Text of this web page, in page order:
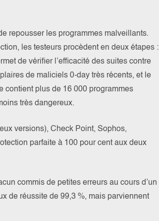
repousser les programmes malveillants.
les testeurs procèdent en deux étapes :
de vérifier l’efficacité des suites contre
de maliciels 0-day très récents, et le
contient plus de 16 000 programmes
très dangereux.
versions), Check Point, Sophos,
parfaite à 100 pour cent aux deux
commis de petites erreurs au cours d’un
de réussite de 99,3 %, mais parviennent